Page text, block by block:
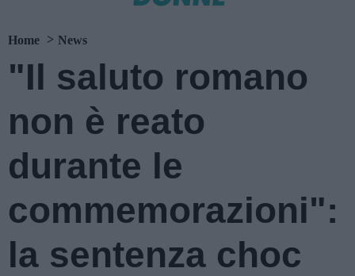
Home News
"Il saluto romano
non è reato
durante le
commemorazioni":
la sentenza choc